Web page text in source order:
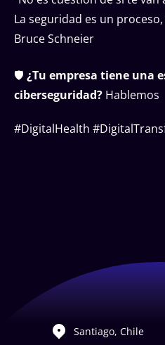
La seguridad es un
Bruce Schneier
🛡️ ¿Tu empresa tiene una
ciberseguridad? Hablemos
#DigitalHealth
Santiago, Chile